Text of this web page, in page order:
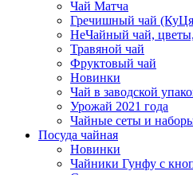
Чай Матча
Гречишный чай
НеЧайный чай,
Травяной чай
Фруктовый чай
Новинки
Чай в заводской
Урожай 2021 года
Чайные сеты и
Посуда чайная
Новинки
Чайники Гунфу с